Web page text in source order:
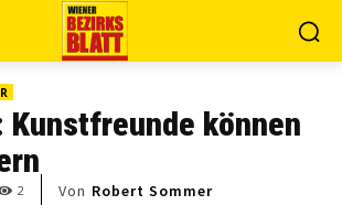
Kunstfreunde können
2 Von Robert Sommer